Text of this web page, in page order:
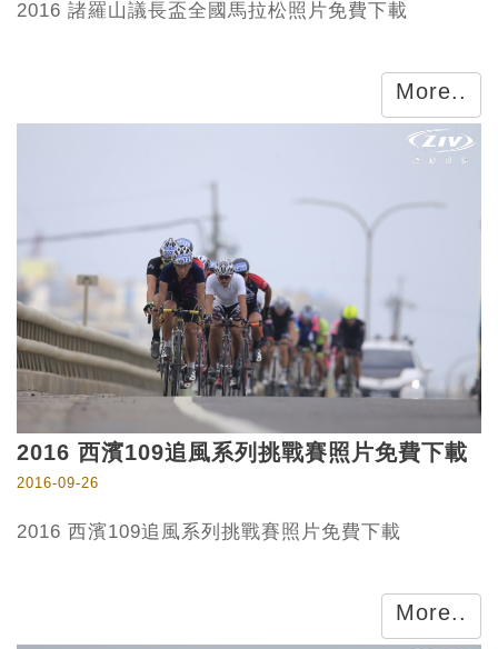
2016 諸羅山議長盃全國馬拉松照片免費下載
More..
2016 西濱109追風系列挑戰賽照片免費下載
2016-09-26
2016 西濱109追風系列挑戰賽照片免費下載
More..